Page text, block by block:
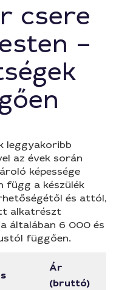
csere
–
leggyakoribb
az évek során
képessége
függ a készülék
és attól,
alkatrészt
általában 6 000 és
függően.
Ár
(bruttó)